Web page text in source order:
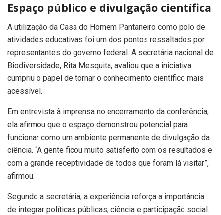
Espaço público e divulgação científica
A utilização da Casa do Homem Pantaneiro como polo de
atividades educativas foi um dos pontos ressaltados por
representantes do governo federal. A secretária nacional de
Biodiversidade, Rita Mesquita, avaliou que a iniciativa
cumpriu o papel de tornar o conhecimento científico mais
acessível.
Em entrevista à imprensa no encerramento da conferência,
ela afirmou que o espaço demonstrou potencial para
funcionar como um ambiente permanente de divulgação da
ciência. “A gente ficou muito satisfeito com os resultados e
com a grande receptividade de todos que foram lá visitar”,
afirmou.
Segundo a secretária, a experiência reforça a importância
de integrar políticas públicas, ciência e participação social.